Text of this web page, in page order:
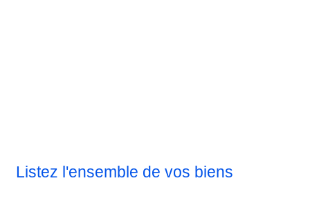
Listez l'ensemble de vos biens